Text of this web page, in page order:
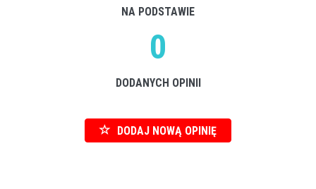
NA PODSTAWIE
0
DODANYCH OPINII
DODAJ NOWĄ OPINIĘ